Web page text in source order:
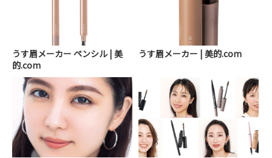
うす眉メーカー ペンシル | 美
的.com
うす眉メーカー | 美的.com